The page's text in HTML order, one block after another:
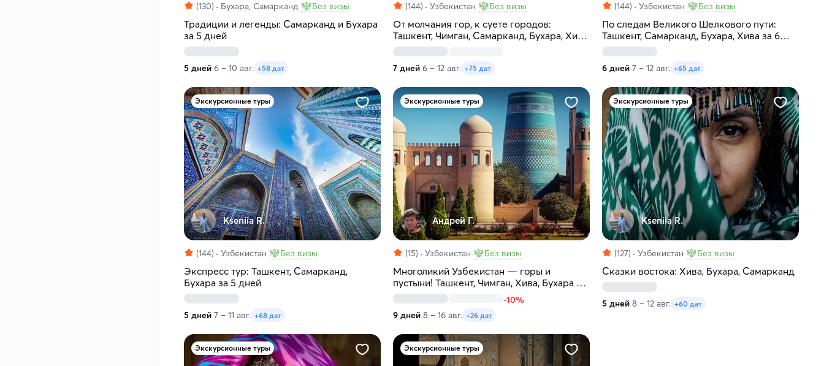
(130) Бухара, Самарканд Без визы
Традиции и легенды: Самарканд и Бухара
за 5 дней
5 дней 6 – 10 авг. +58 дат
(144) Узбекистан Без визы
От молчания гор, к суете городов:
Ташкент, Чимган, Самарканд, Бухара, Хива
за 7 дней
7 дней 6 – 12 авг. +75 дат
(144) Узбекистан Без визы
По следам Великого Шелкового пути:
Ташкент, Самарканд, Бухара, Хива за 6
дней
6 дней 7 – 12 авг. +65 дат
Экскурсионные туры
Kseniia R.
(144) Узбекистан Без визы
Экспресс тур: Ташкент, Самарканд,
Бухара за 5 дней
5 дней 7 – 11 авг. +68 дат
Экскурсионные туры
Андрей Г.
(15) Узбекистан Без визы
Многоликий Узбекистан — горы и
пустыни! Ташкент, Чимган, Хива, Бухара и
Самарканд
-10%
9 дней 8 – 16 авг. +26 дат
Экскурсионные туры
Kseniia R.
(127) Узбекистан Без визы
Сказки востока: Хива, Бухара, Самарканд
5 дней 8 – 12 авг. +60 дат
Экскурсионные туры Экскурсионные туры